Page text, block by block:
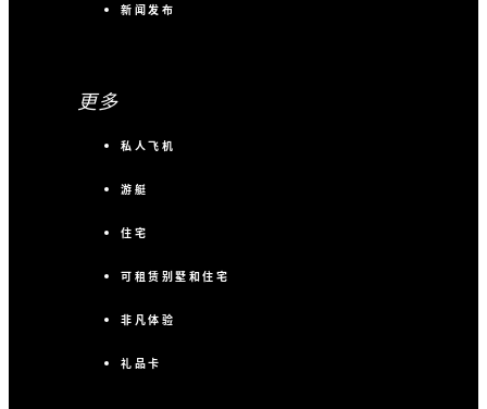
新闻发布
更多
私人飞机
游艇
住宅
可租赁别墅和住宅
非凡体验
礼品卡